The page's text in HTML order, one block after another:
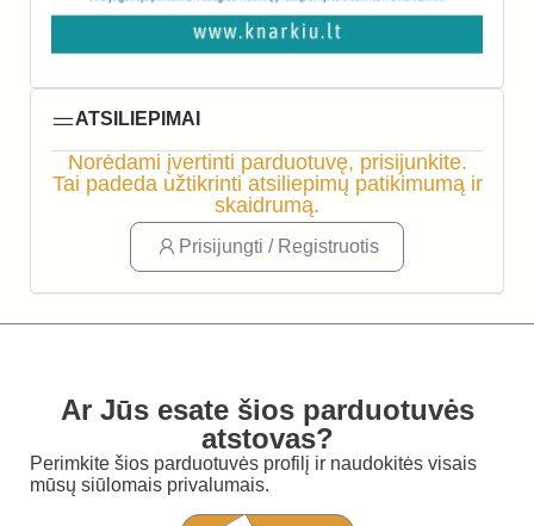
ATSILIEPIMAI
Norėdami įvertinti parduotuvę, prisijunkite.
Tai padeda užtikrinti atsiliepimų patikimumą ir
skaidrumą.
Prisijungti / Registruotis
Ar Jūs esate šios parduotuvės
atstovas?
Perimkite šios parduotuvės profilį ir naudokitės visais
mūsų siūlomais privalumais.